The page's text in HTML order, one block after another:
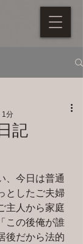
記
1分
、今日は普通
としたご夫婦
主人から家庭
この後俺が誰
後だから法的